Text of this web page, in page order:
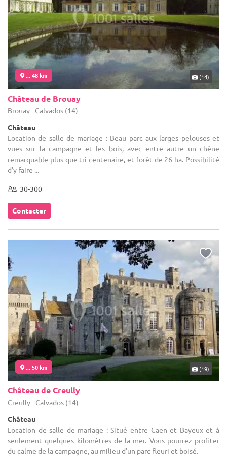
... 48 km (14)
Château de Brouay
Brouay - Calvados (14)
Château
Location de salle de mariage : Beau parc aux larges pelouses et
vues sur la campagne et les bois, avec entre autre un chêne
remarquable plus que tri centenaire, et forêt de 26 ha. Possibilité
d'y faire ...
30-300
Contacter
... 50 km (19)
Château de Creully
Creully - Calvados (14)
Château
Location de salle de mariage : Situé entre Caen et Bayeux et à
seulement quelques kilomètres de la mer. Vous pourrez profiter
du calme de la campagne, au milieu d'un parc fleuri et boisé.